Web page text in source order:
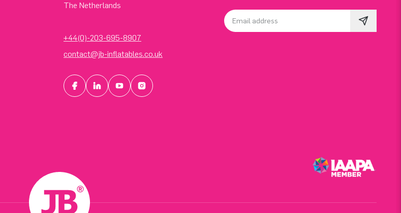
The Netherlands
+44(0)-203-695-8907
contact@jb-inflatables.co.uk
Email address